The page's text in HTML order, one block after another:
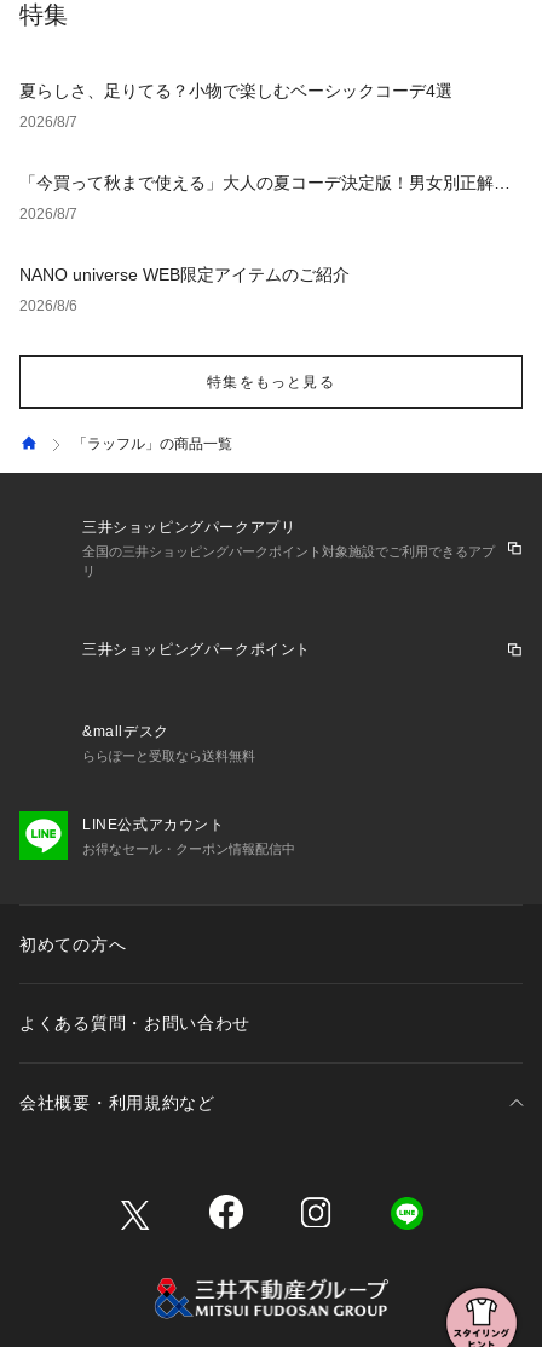
特集
夏らしさ、足りてる？小物で楽しむベーシックコーデ4選
2026/8/7
「今買って秋まで使える」大人の夏コーデ決定版！男女別正解ス
タイルとNGな着こなし
2026/8/7
NANO universe WEB限定アイテムのご紹介
2026/8/6
特集をもっと見る
「ラッフル」の商品一覧
三井ショッピングパークアプリ
全国の三井ショッピングパークポイント対象施設でご利用できるアプ
リ
三井ショッピングパークポイント
&mallデスク
ららぽーと受取なら送料無料
LINE公式アカウント
お得なセール・クーポン情報配信中
初めての方へ
よくある質問・お問い合わせ
会社概要・利用規約など